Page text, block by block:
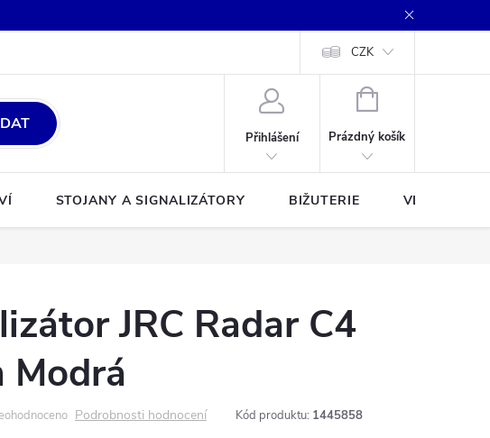
CZK
Přihlášení
NÁKUPNÍ
Prázdný košík
STOJANY A SIGNALIZÁTORY BIŽUTERIE VLASCE A
JRC Radar C4
Modrá
Podrobnosti hodnocení Kód produktu: 1445858